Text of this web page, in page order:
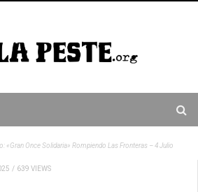
«Gran Once Solidaria» Rompiendo Las Fronteras – 4 Julio
/ 639 VIEWS